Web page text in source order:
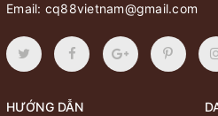
Email: cq88vietnam@gmail.com
HƯỚNG DẪN